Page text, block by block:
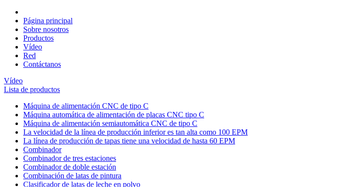
Página principal
Sobre nosotros
Productos
Vídeo
Red
Contáctanos
Vídeo
Lista de productos
Máquina de alimentación CNC de tipo C
Máquina automática de alimentación de placas CNC tipo C
Máquina de alimentación semiautomática CNC de tipo C
La velocidad de la línea de producción inferior es tan alta como 100 EPM
La línea de producción de tapas tiene una velocidad de hasta 60 EPM
Combinador
Combinador de tres estaciones
Combinador de doble estación
Combinación de latas de pintura
Clasificador de latas de leche en polvo